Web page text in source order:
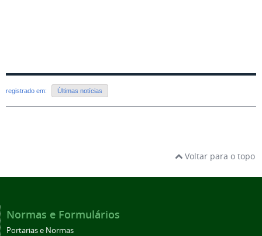
registrado em: Últimas notícias
Voltar para o topo
Normas e Formulários
Portarias e Normas